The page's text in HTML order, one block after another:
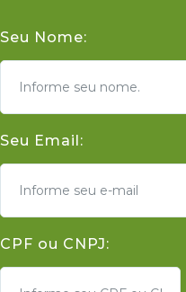
Seu Nome:
Seu Email:
CPF ou CNPJ: